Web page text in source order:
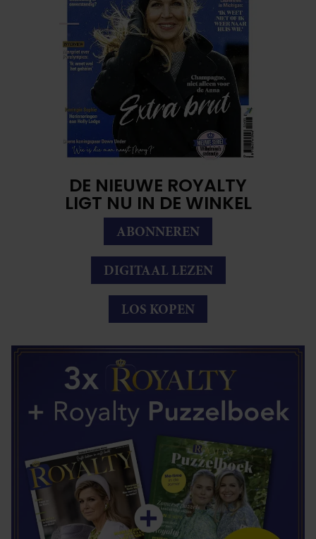
DE NIEUWE ROYALTY
LIGT NU IN DE WINKEL
ABONNEREN
DIGITAAL LEZEN
LOS KOPEN